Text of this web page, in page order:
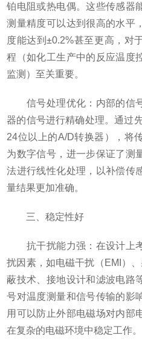
铂电阻或热电偶。这些传感器
测量精度可以达到很高的水平
度能达到±0.2%甚至更高，对
程（如化工生产中的反应温度
监测）至关重要。
信号处理优化：内部的信
器的信号进行精确处理。通过
24位以上的A/D转换器），将
为数字信号，进一步保证了测
法进行线性化处理，以补偿传
量结果更加准确。
三、稳定性好
抗干扰能力强：在设计上
扰因素，如电磁干扰（EMI）
蔽技术、接地设计和滤波电路
号对温度测量和信号传输的影
用可以防止外部电磁场对内部
在复杂的电磁环境中稳定工作。